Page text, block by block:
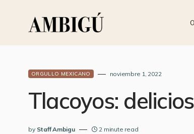
ORGULLO MEXICANO noviembre 1, 2022
Tlacoyos:
by Staff Ambigu 2 minute read